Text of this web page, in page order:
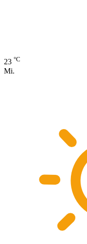
23 °C
Mi.